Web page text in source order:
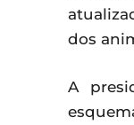
dos
A